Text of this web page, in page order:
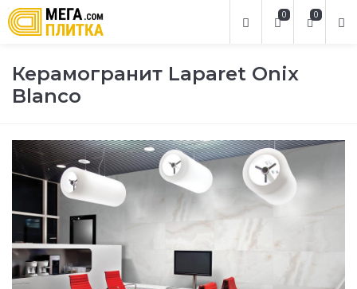
0
0
Керамогранит Laparet Oniх
Blanco